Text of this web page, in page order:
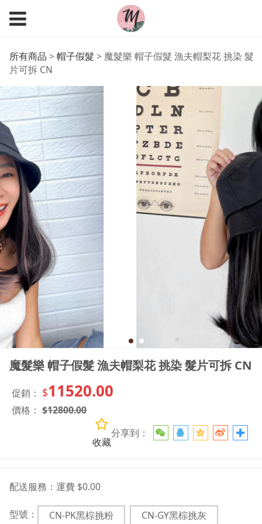
魔髮樂 帽子假髮 漁夫帽
梨花 挑染 髮片可拆 CN
所有商品 > 帽子假髮 > 魔髮樂 帽子假髮 漁夫帽梨花 挑染 髮
片可拆 CN
魔髮樂 帽子假髮 漁夫帽梨花 挑染 髮片可拆 CN
促銷： $11520.00
價格：$12800.00
分享到：
收藏
配送服務： 運費 $0.00
型號： CN-PK黑棕挑粉 CN-GY黑棕挑灰